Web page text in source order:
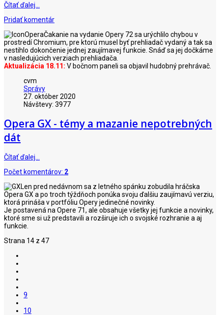
Čítať ďalej…
Pridať komentár
Čakanie na vydanie Opery 72 sa urýchlilo chybou v
prostredí Chromium, pre ktorú musel byť prehliadač vydaný a tak sa
nestihlo dokončenie jednej zaujímavej funkcie. Snáď sa jej dočkáme
v nasledujúcich verziach prehliadača.
Aktualizácia 18.11: V bočnom paneli sa objavil hudobný prehrávač.
cvm
Správy
27. október 2020
Návštevy: 3977
Opera GX - témy a mazanie nepotrebných
dát
Čítať ďalej…
Počet komentárov: 2
Len pred nedávnom sa z letného spánku zobudila hráčska
Opera GX a po troch týždňoch ponúka svoju ďalšiu zaujímavú verziu,
ktorá prináša v portfóliu Opery jedinečné novinky.
Je postavená na Opere 71, ale obsahuje všetky jej funkcie a novinky,
ktoré sme si už predstavili a rozširuje ich o svojské rozhranie a aj
funkcie.
Strana 14 z 47
9
10